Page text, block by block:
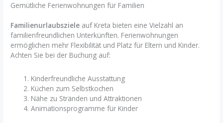
Gemütliche Ferienwohnungen für Familien
Familienurlaubsziele auf Kreta bieten eine Vielzahl an
familienfreundlichen Unterkünften. Ferienwohnungen
ermöglichen mehr Flexibilität und Platz für Eltern und Kinder.
Achten Sie bei der Buchung auf:
Kinderfreundliche Ausstattung
Küchen zum Selbstkochen
Nähe zu Stränden und Attraktionen
Animationsprogramme für Kinder